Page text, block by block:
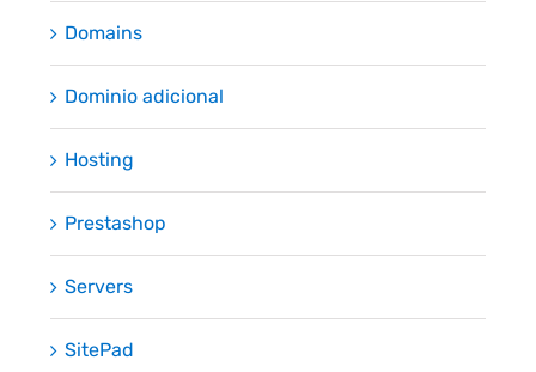
Domains
Dominio adicional
Hosting
Prestashop
Servers
SitePad